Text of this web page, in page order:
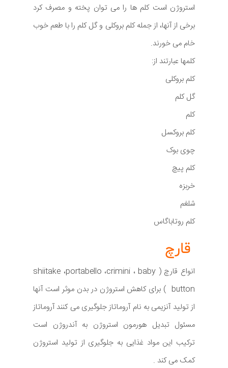
استروژن است کلم ها را می توان پخته و مصرف کرد
برخی از آنها، از جمله کلم بروکلی و گل کلم را با طعم خوب
خام می خورند.
کلمها عبارتند از:
کلم بروکلی
گل کلم
کلم
کلم بروکسل
چوی بوک
کلم پیچ
خربزه
شلغم
کلم روتاباگاس
قارچ
انواع قارچ ( shiitake ،portabello ،crimini ، baby
button ) برای کاهش استروژن در بدن موثر است آنها
از تولید آنزیمی به نام آروماتاز جلوگیری می کنند آروماتاز
مسئول تبدیل هورمون استروژن به آندروژن است
ترکیب این مواد غذایی به جلوگیری از تولید استروژن
کمک می کند .